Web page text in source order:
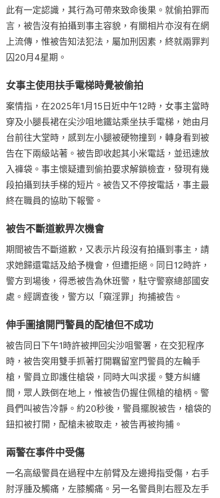
此有一定認識，其行為可帶來致命後果。就偷拍罪而
言，被告沒有拍攝到事主容貌，有關相片亦沒有在網
上流傳，惟被告知法犯法，屬加刑因素，終就兩罪判
囚20月4星期。
女事主使用扶手電梯時覺被偷拍
案情指，在2025年1月15日近中午12時，女事主當時
穿及小腿長裙在尖沙咀地鐵站乘坐扶手電梯，她由月
台前往大堂時，感到左小腿被硬物撞到，轉身看到被
告在下兩級站著。被告即收起其小米電話，並迅速放
入褲袋。事主懷疑遭到偷拍要求解鎖檢查，發現有幾
段拍攝到扶手梯的短片。被告又不停按電話，事主最
終在職員的協助下報警。
被告不斷道歉畀次機會
期間被告不斷道歉，又表示片段沒有拍攝到事主，請
求她歸還電話及給予機會，但遭拒絕。同日12時許，
警方到場後，得悉被告為休班警，駐守警察總部國安
處。經調查後，警方以「窺淫罪」拘捕被告。
伸手圖搶開門警員的配槍但不成功
被告同日下午1時許被押回尖沙咀警署，在交犯程序
時，被告突用雙手抓著打開羈留室門警員的左輪手
槍，警員立即護住槍袋，同時大叫求援。雙方糾纏
間，眾人跌倒在地上，惟被告仍握住佩槍的槍柄。警
員們叫被告冷靜。約20秒後，警員擺脫被告，槍袋的
鈕扣被打開，配槍未被取走，被告再被拘捕。
兩警在事件中受傷
一名高級警員在過程中左前臂及左邊拇指受傷，右手
肘浮腫及觸痛，左膝觸痛。另一名警員則右脛及左手